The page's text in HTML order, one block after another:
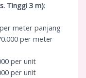
Tinggi 3 m):
meter panjang
per meter
per unit
per unit